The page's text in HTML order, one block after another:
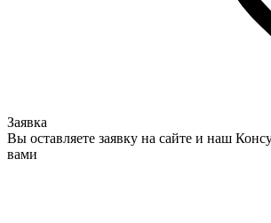
Заявка
Вы оставляете заявку на сайте и наш
вами